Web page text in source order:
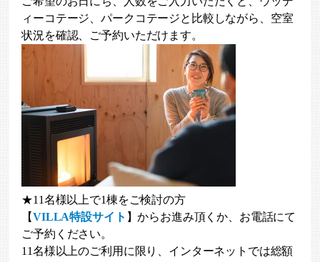
ィーコテージ、パークコテージと比較しながら、空室
状況を確認、ご予約いただけます。
★11名様以上で1棟をご検討の方
【VILLA特設サイト 】からお進み頂くか、お電話にて
ご予約ください。
11名様以上のご利用に限り、インターネットでは総額